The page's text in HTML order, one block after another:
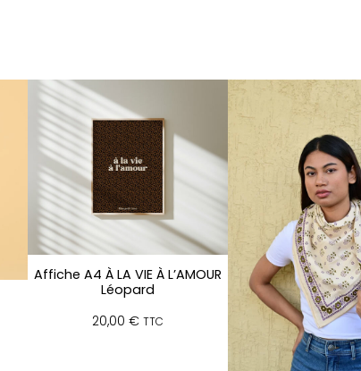
Affiche A4 À LA VIE À L’AMOUR
Léopard
20,00 € TTC